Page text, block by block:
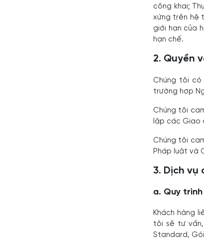
công khai;
xứng trên hệ
giới hạn của
hạn chế.
2. Quyền
Chúng tôi
trường hợp
Chúng tôi
lập các Giao
Chúng tôi
Pháp luật và
3. Dịch vụ
a. Quy
Khách hàng
tôi sẽ tư
Standard,